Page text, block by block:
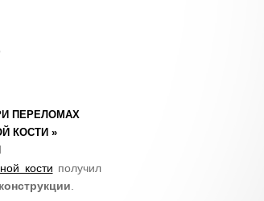
ПЕРЕЛОМАХ
КОСТИ »
кости получил